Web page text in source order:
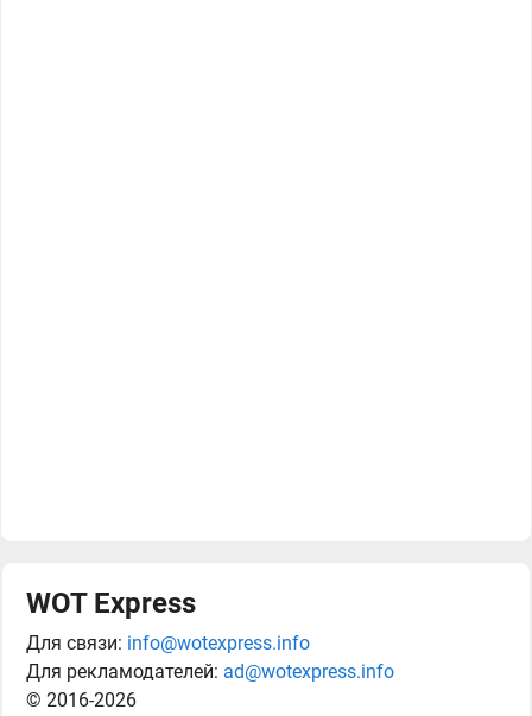
WOT Express
Для связи: info@wotexpress.info
Для рекламодателей: ad@wotexpress.info
© 2016-2026